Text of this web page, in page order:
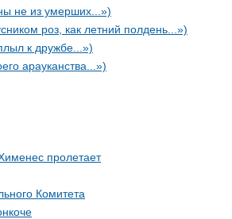
не из умерших...»)
роз, как летний полдень...»)
к дружбе...»)
арауканства...»)
пролетает
Комитета